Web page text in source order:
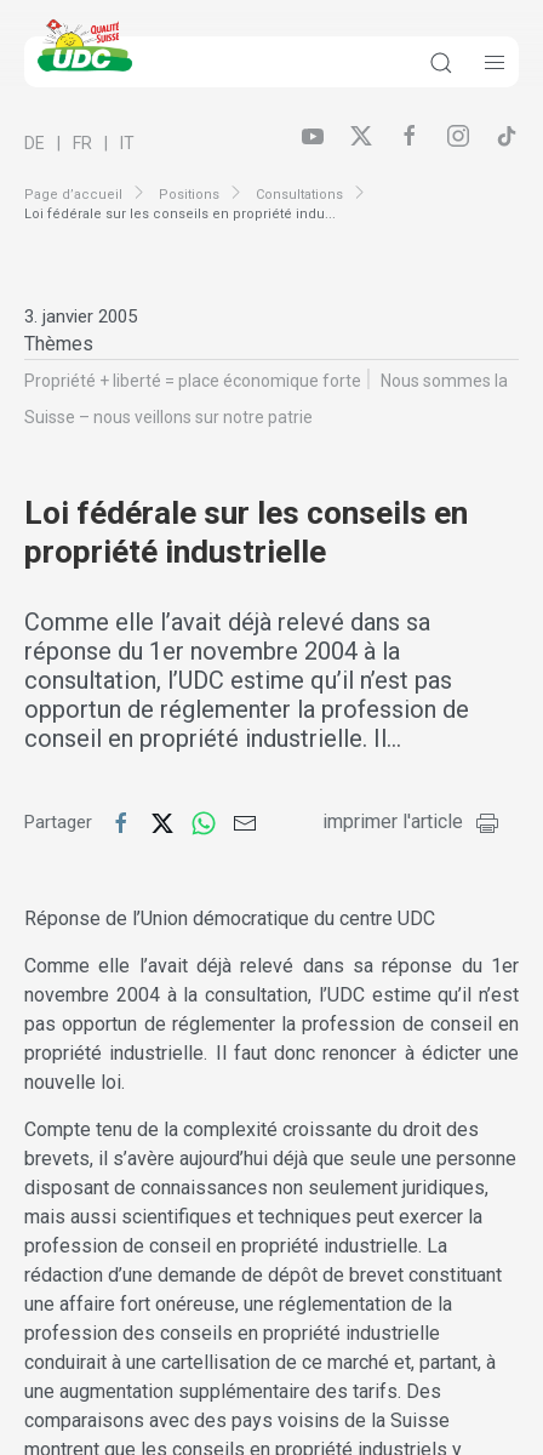
Page d’accueil Positions
Consultations
Loi fédérale sur les conseils en propriété indu...
DE FR IT
3. janvier 2005
Thèmes
Propriété + liberté = place économique forte
Nous sommes la
Suisse – nous veillons sur notre patrie
Loi fédérale sur les conseils en
propriété industrielle
Comme elle l’avait déjà relevé dans sa
réponse du 1er novembre 2004 à la
consultation, l’UDC estime qu’il n’est pas
opportun de réglementer la profession de
conseil en propriété industrielle. Il…
Partager imprimer l'article
Réponse de l’Union démocratique du centre UDC
Comme elle l’avait déjà relevé dans sa réponse du 1er
novembre 2004 à la consultation, l’UDC estime qu’il n’est
pas opportun de réglementer la profession de conseil en
propriété industrielle. Il faut donc renoncer à édicter une
nouvelle loi.
Compte tenu de la complexité croissante du droit des
brevets, il s’avère aujourd’hui déjà que seule une personne
disposant de connaissances non seulement juridiques,
mais aussi scientifiques et techniques peut exercer la
profession de conseil en propriété industrielle. La
rédaction d’une demande de dépôt de brevet constituant
une affaire fort onéreuse, une réglementation de la
profession des conseils en propriété industrielle
conduirait à une cartellisation de ce marché et, partant, à
une augmentation supplémentaire des tarifs. Des
comparaisons avec des pays voisins de la Suisse
montrent que les conseils en propriété industriels y